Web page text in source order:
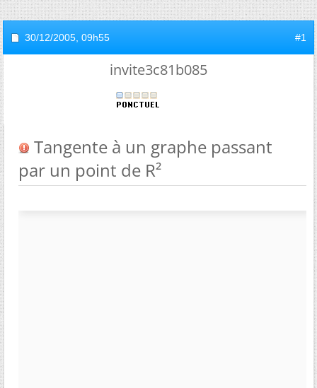
30/12/2005, 09h55 #1
invite3c81b085
Tangente à un graphe passant
par un point de R²